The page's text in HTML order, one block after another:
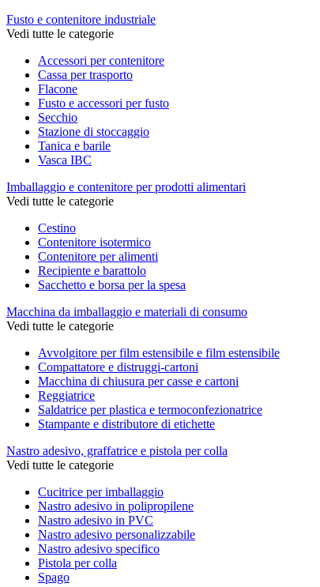
Fusto e contenitore industriale
Vedi tutte le categorie
Accessori per contenitore
Cassa per trasporto
Flacone
Fusto e accessori per fusto
Secchio
Stazione di stoccaggio
Tanica e barile
Vasca IBC
Imballaggio e contenitore per prodotti alimentari
Vedi tutte le categorie
Cestino
Contenitore isotermico
Contenitore per alimenti
Recipiente e barattolo
Sacchetto e borsa per la spesa
Macchina da imballaggio e materiali di consumo
Vedi tutte le categorie
Avvolgitore per film estensibile e film estensibile
Compattatore e distruggi-cartoni
Macchina di chiusura per casse e cartoni
Reggiatrice
Saldatrice per plastica e termoconfezionatrice
Stampante e distributore di etichette
Nastro adesivo, graffatrice e pistola per colla
Vedi tutte le categorie
Cucitrice per imballaggio
Nastro adesivo in polipropilene
Nastro adesivo in PVC
Nastro adesivo personalizzabile
Nastro adesivo specifico
Pistola per colla
Spago